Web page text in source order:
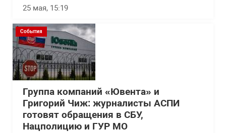
25 мая, 15:19
События
Группа компаний «Ювента» и
Григорий Чиж: журналисты АСПИ
готовят обращения в СБУ,
Нацполицию и ГУР МО